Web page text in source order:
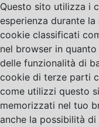
Questo sito utilizza i
esperienza durante
cookie classificati
nel browser in
delle funzionalità di
cookie di terze parti
come utilizzi questo
memorizzati nel tuo
anche la possibilità